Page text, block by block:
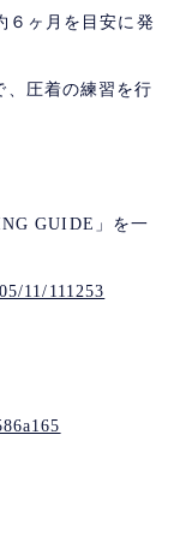
６ヶ月を目安に発
、圧着の練習を行
GUIDE」を一
11/111253